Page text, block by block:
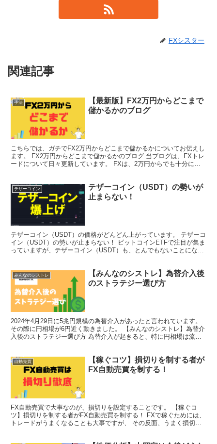
FXシスター
関連記事
手法
【最新版】FX2万円からどこまで
儲かるかのブログ
こちらでは、ガチでFX2万円からどこまで儲かるかについてお伝えし
ます。 FX2万円からどこまで儲かるかのブログ 当ブログは、FXトレ
ードについて日々更新しています。 FXは、2万円からでも十分にト
テザーコイン
テザーコイン（USDT）の勢いが
止まらない！
テザーコイン（USDT）の価格がどんどん上がっています。 テザーコ
イン（USDT）の勢いが止まらない！ ビットコインETFで注目が集ま
っていますが、テザーコイン（USDT）も、とんでもないことになっ
みんなのシストレ
【みんなのシストレ】為替介入後
のストラテジー選び方
2024年4月29日に5兆円規模の為替介入があったと言われています。
その際に円相場が6円近く動きました。 【みんなのシストレ】為替介
入後のストラテジー選び方 為替介入が起きると、特に円相場は流れ
自動売買
【稼ぐコツ】損切りを制する者が
FX自動売買を制する！
FX自動売買で大事なのが、損切りを設定することです。 【稼ぐコ
ツ】損切りを制する者がFX自動売買を制する！ FXで稼ぐためには、
トレードがうまくなることも大事ですが、 その反面、うまく損切り